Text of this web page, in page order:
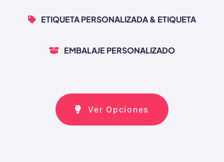
ETIQUETA PERSONALIZADA & ETIQUETA
EMBALAJE PERSONALIZADO
Ver Opciones